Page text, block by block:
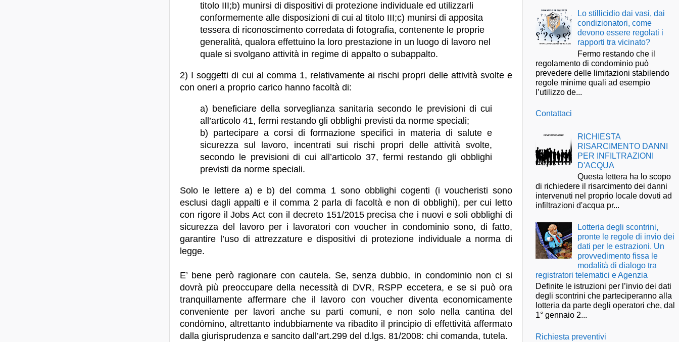
titolo III;b) munirsi di dispositivi di protezione individuale ed utilizzarli
conformemente alle disposizioni di cui al titolo III;c) munirsi di apposita
tessera di riconoscimento corredata di fotografia, contenente le proprie
generalità, qualora effettuino la loro prestazione in un luogo di lavoro nel
quale si svolgano attività in regime di appalto o subappalto.
2) I soggetti di cui al comma 1, relativamente ai rischi propri delle attività svolte e
con oneri a proprio carico hanno facoltà di:
a) beneficiare della sorveglianza sanitaria secondo le previsioni di cui
all’articolo 41, fermi restando gli obblighi previsti da norme speciali;
b) partecipare a corsi di formazione specifici in materia di salute e
sicurezza sul lavoro, incentrati sui rischi propri delle attività svolte,
secondo le previsioni di cui all’articolo 37, fermi restando gli obblighi
previsti da norme speciali.
Solo le lettere a) e b) del comma 1 sono obblighi cogenti (i voucheristi sono
esclusi dagli appalti e il comma 2 parla di facoltà e non di obblighi), per cui letto
con rigore il Jobs Act con il decreto 151/2015 precisa che i nuovi e soli obblighi di
sicurezza del lavoro per i lavoratori con voucher in condominio sono, di fatto,
garantire l’uso di attrezzature e dispositivi di protezione individuale a norma di
legge.
E’ bene però ragionare con cautela. Se, senza dubbio, in condominio non ci si
dovrà più preoccupare della necessità di DVR, RSPP eccetera, e se si può ora
tranquillamente affermare che il lavoro con voucher diventa economicamente
conveniente per lavori anche su parti comuni, e non solo nella cantina del
condòmino, altrettanto indubbiamente va ribadito il principio di effettività affermato
dalla giurisprudenza e sancito dall’art.299 del d.lgs. 81/2008: chi comanda, tutela.
Lo stillicidio dai vasi, dai
condizionatori, come
devono essere regolati i
rapporti tra vicinato?
Fermo restando che il
regolamento di condominio può
prevedere delle limitazioni stabilendo
regole minime quali ad esempio
l’utilizzo de...
Contattaci
RICHIESTA
RISARCIMENTO DANNI
PER INFILTRAZIONI
D'ACQUA
Questa lettera ha lo scopo
di richiedere il risarcimento dei danni
intervenuti nel proprio locale dovuti ad
infiltrazioni d'acqua pr...
Lotteria degli scontrini,
pronte le regole di invio dei
dati per le estrazioni. Un
provvedimento fissa le
modalità di dialogo tra
registratori telematici e Agenzia
Definite le istruzioni per l’invio dei dati
degli scontrini che parteciperanno alla
lotteria da parte degli operatori che, dal
1° gennaio 2...
Richiesta preventivi